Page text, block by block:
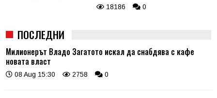
18186 0
ПОСЛЕДНИ
Милионерът Владо Загатото искал да снабдява с кафе
новата власт
08 Aug 15:30 2758 0